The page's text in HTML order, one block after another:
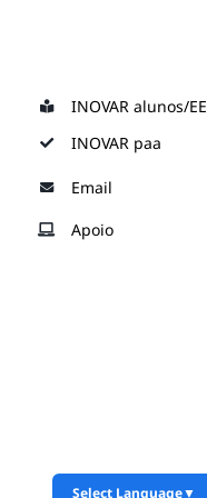
contentINOVAR alunos/EE
INOVAR paa
Email
Apoio
Select Language▼